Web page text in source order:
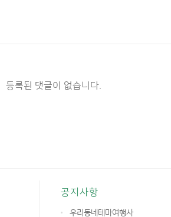
등록된 댓글이 없습니다.
공지사항
우리동네테마여행사